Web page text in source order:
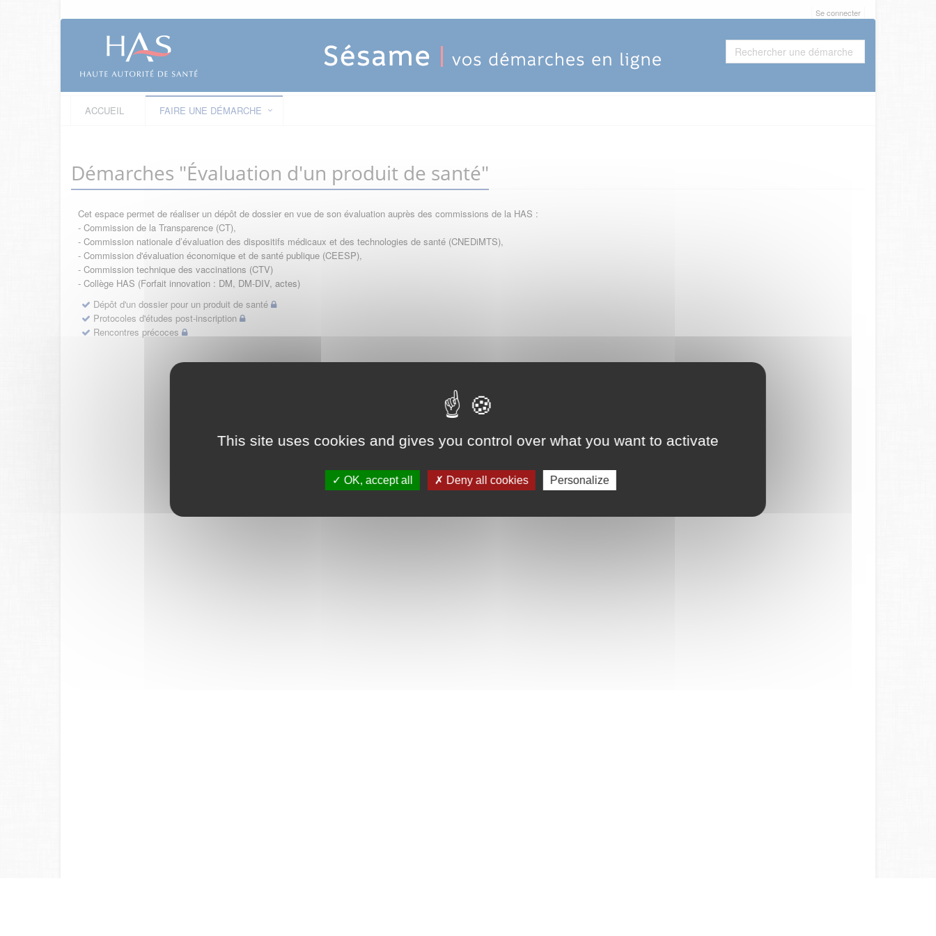
This site uses cookies and gives you control over what you want to activate
OK, accept all Deny all cookies Personalize
Se connecter
ACCUEIL FAIRE UNE DÉMARCHE
Démarches "Évaluation d'un produit de santé"
Cet espace permet de réaliser un dépôt de dossier en vue de son évaluation auprès des commissions de la HAS :
- Commission de la Transparence (CT),
- Commission nationale d’évaluation des dispositifs médicaux et des technologies de santé (CNEDiMTS),
- Commission d'évaluation économique et de santé publique (CEESP),
- Commission technique des vaccinations (CTV)
- Collège HAS (Forfait innovation : DM, DM-DIV, actes)
Dépôt d'un dossier pour un produit de santé
Protocoles d'études post-inscription
Rencontres précoces